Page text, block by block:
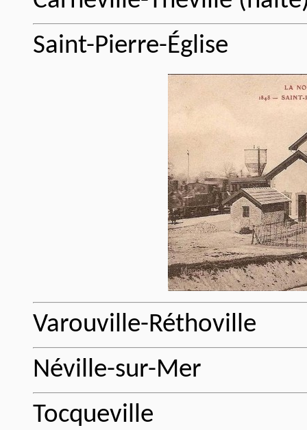
Saint-Pierre-Église
Varouville-Réthoville
Néville-sur-Mer
Tocqueville